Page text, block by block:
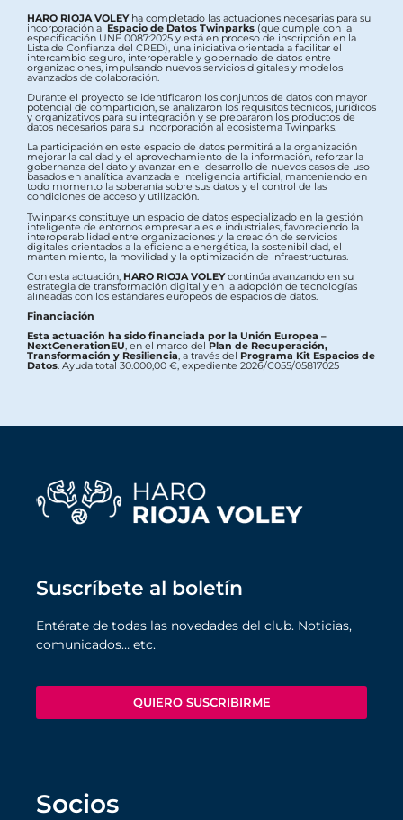
HARO RIOJA VOLEYha completado las actuaciones necesarias para su
incorporación al Espacio de Datos Twinparks (que cumple con la
especificación UNE 0087:2025 y está en proceso de inscripción en la
Lista de Confianza del CRED), una iniciativa orientada a facilitar el
intercambio seguro, interoperable y gobernado de datos entre
organizaciones, impulsando nuevos servicios digitales y modelos
avanzados de colaboración.
Durante el proyecto se identificaron los conjuntos de datos con mayor
potencial de compartición, se analizaron los requisitos técnicos, jurídicos
y organizativos para su integración y se prepararon los productos de
datos necesarios para su incorporación al ecosistema Twinparks.
La participación en este espacio de datos permitirá a la organización
mejorar la calidad y el aprovechamiento de la información, reforzar la
gobernanza del dato y avanzar en el desarrollo de nuevos casos de uso
basados en analítica avanzada e inteligencia artificial, manteniendo en
todo momento la soberanía sobre sus datos y el control de las
condiciones de acceso y utilización.
Twinparks constituye un espacio de datos especializado en la gestión
inteligente de entornos empresariales e industriales, favoreciendo la
interoperabilidad entre organizaciones y la creación de servicios
digitales orientados a la eficiencia energética, la sostenibilidad, el
mantenimiento, la movilidad y la optimización de infraestructuras.
Con esta actuación, HARO RIOJA VOLEYcontinúa avanzando en su
estrategia de transformación digital y en la adopción de tecnologías
alineadas con los estándares europeos de espacios de datos.
Financiación
Esta actuación ha sido financiada por la Unión Europea –
NextGenerationEU, en el marco del Plan de Recuperación,
Transformación y Resiliencia, a través del Programa Kit Espacios de
Datos. Ayuda total 30.000,00 €, expediente 2026/C055/05817025
Suscríbete al boletín
Entérate de todas las novedades del club. Noticias,
comunicados… etc.
QUIERO SUSCRIBIRME
Socios